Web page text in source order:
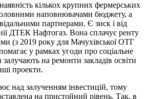
кількох крупних фермерських
наповнювачами бюджету, а
партнерами. Є зиск і від
ДТЕК Нафтогаз. Вона сплачує ренту
(з 2019 року для Мачухівської ОТГ
у рамках угоди про соціальне
на ремонти закладів освіти
проекти.
над залученням інвестицій, тому
на пристойний рівень. Так, в